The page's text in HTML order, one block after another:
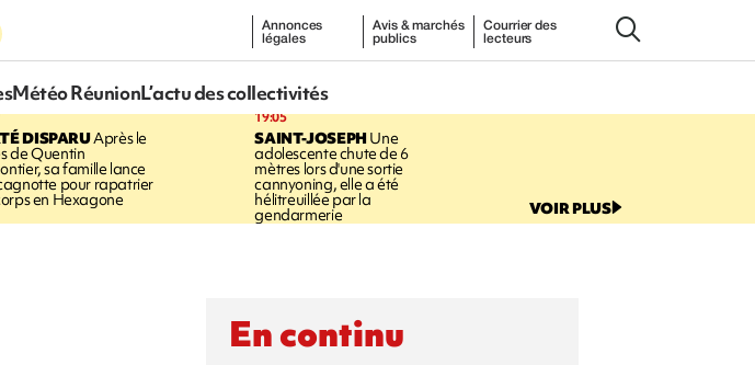
Annonces
légales
Avis & marchés
publics
Courrier des
lecteurs
Météo RéunionL’actu des collectivités
DISPARUAprès le
de Quentin
sa famille lance
pour rapatrier
en Hexagone
19:05
SAINT-JOSEPHUne
adolescente chute de 6
mètres lors d'une sortie
cannyoning, elle a été
hélitreuillée par la
gendarmerie VOIR PLUS
En continu